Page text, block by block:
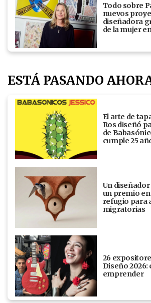
Todo sobre
nuevos
diseñadora
de la mujer
ESTÁ PASANDO
El arte de
Ros diseñó
de
cumple 25
Un
un premio
refugio para
migratorias
26
Diseño
emprender